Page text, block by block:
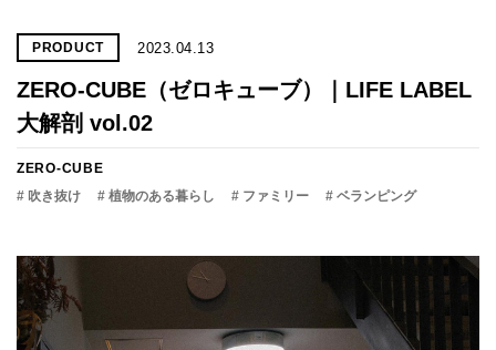
PRODUCT 2023.04.13
ZERO-CUBE（ゼロキューブ）｜LIFE LABEL
大解剖 vol.02
ZERO-CUBE
# 吹き抜け
# 植物のある暮らし # ファミリー # ベランピング